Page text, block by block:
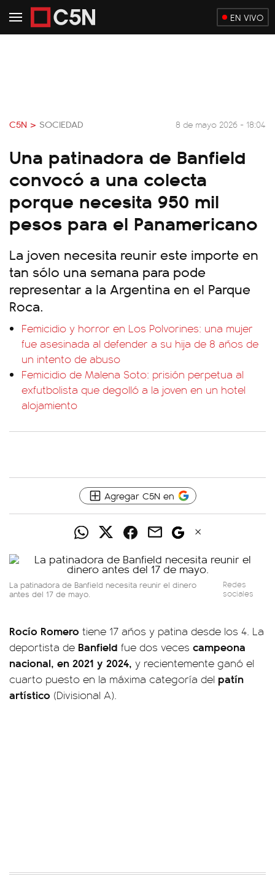
EN VIVO
C5N > SOCIEDAD 8 de mayo 2026 - 18:04
Una patinadora de Banfield
convocó a una colecta
porque necesita 950 mil
pesos para el Panamericano
La joven necesita reunir este importe en
tan sólo una semana para pode
representar a la Argentina en el Parque
Roca.
Femicidio y horror en Los Polvorines: una mujer
fue asesinada al defender a su hija de 8 años de
un intento de abuso
Femicidio de Malena Soto: prisión perpetua al
exfutbolista que degolló a la joven en un hotel
alojamiento
Agregar C5N en
La patinadora de Banfield necesita reunir el dinero
antes del 17 de mayo.
Redes
sociales
Rocío Romero tiene 17 años y patina desde los 4. La
deportista de Banfield fue dos veces campeona
nacional, en 2021 y 2024, y recientemente ganó el
cuarto puesto en la máxima categoría del patín
artístico (Divisional A).